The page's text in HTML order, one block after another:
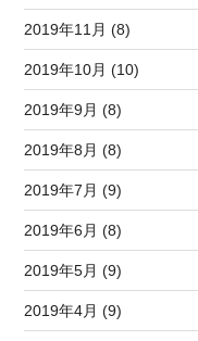
2019年11月 (8)
2019年10月 (10)
2019年9月 (8)
2019年8月 (8)
2019年7月 (9)
2019年6月 (8)
2019年5月 (9)
2019年4月 (9)